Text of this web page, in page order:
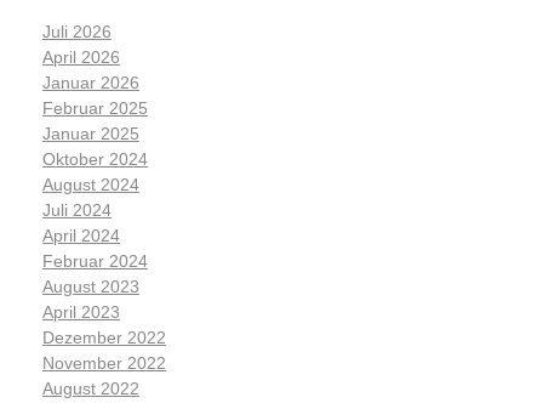
Juli 2026
April 2026
Januar 2026
Februar 2025
Januar 2025
Oktober 2024
August 2024
Juli 2024
April 2024
Februar 2024
August 2023
April 2023
Dezember 2022
November 2022
August 2022